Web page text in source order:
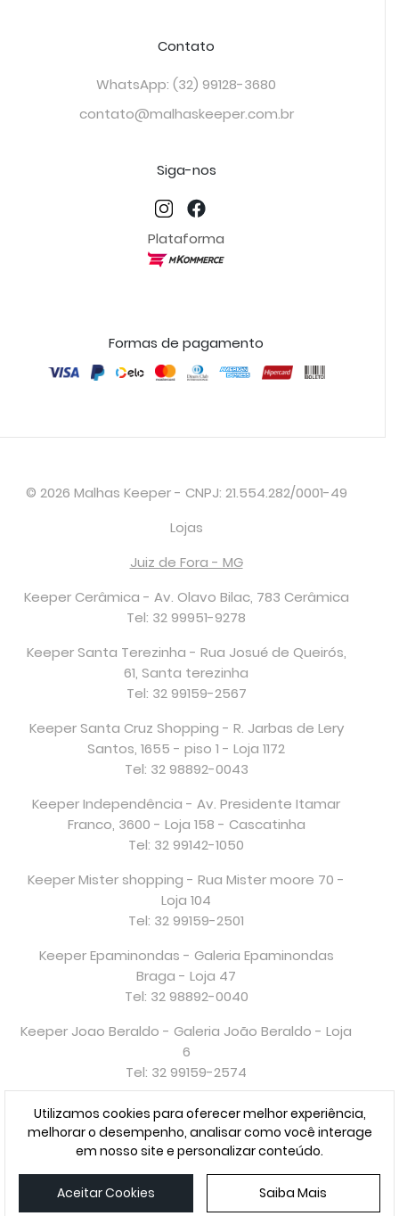
ADICIONAR À SACOLA
Contato
WhatsApp: (32) 99128-3680
contato@malhaskeeper.com.br
Siga-nos
Plataforma
Formas de pagamento
© 2026 Malhas Keeper - CNPJ: 21.554.282/0001-49
Lojas
Juiz de Fora - MG
Keeper Cerâmica - Av. Olavo Bilac, 783 Cerâmica
Tel: 32 99951-9278
Keeper Santa Terezinha - Rua Josué de Queirós,
61, Santa terezinha
Tel: 32 99159-2567
Keeper Santa Cruz Shopping - R. Jarbas de Lery
Santos, 1655 - piso 1 - Loja 1172
Tel: 32 98892-0043
Keeper Independência - Av. Presidente Itamar
Franco, 3600 - Loja 158 - Cascatinha
Tel: 32 99142-1050
Keeper Mister shopping - Rua Mister moore 70 -
Loja 104
Tel: 32 99159-2501
Keeper Epaminondas - Galeria Epaminondas
Braga - Loja 47
Tel: 32 98892-0040
Keeper Joao Beraldo - Galeria João Beraldo - Loja
6
Tel: 32 99159-2574
Petrópolis - RJ
Keeper Petrópolis - Rua Teresa, 321
Tel: 24 99395-1084
Utilizamos cookies para oferecer melhor experiência,
melhorar o desempenho, analisar como você interage
em nosso site e personalizar conteúdo.
Aceitar Cookies Saiba Mais